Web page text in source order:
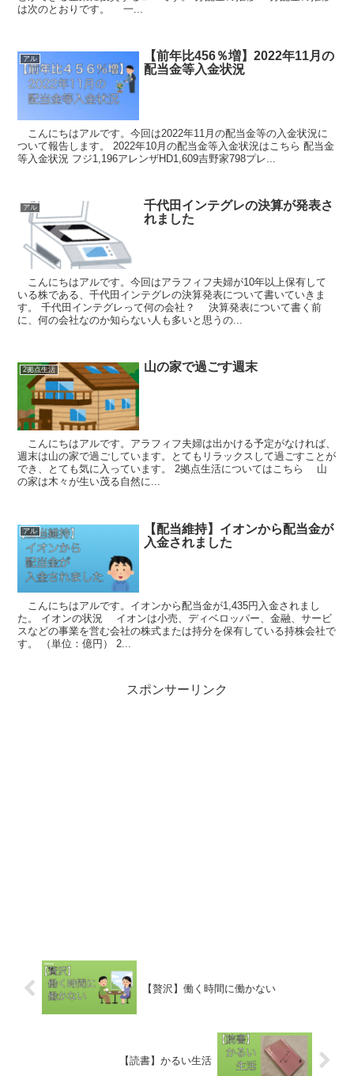
は次のとおりです。 一...
アル
【前年比456％増】2022年11月の
配当金等入金状況
こんにちはアルです。今回は2022年11月の配当金等の入金状況に
ついて報告します。 2022年10月の配当金等入金状況はこちら 配当金
等入金状況 フジ1,196アレンザHD1,609吉野家798プレ...
アル
千代田インテグレの決算が発表さ
れました
こんにちはアルです。今回はアラフィフ夫婦が10年以上保有して
いる株である、千代田インテグレの決算発表について書いていきま
す。 千代田インテグレって何の会社？ 決算発表について書く前
に、何の会社なのか知らない人も多いと思うの...
2拠点生活 山の家で過ごす週末
こんにちはアルです。アラフィフ夫婦は出かける予定がなければ、
週末は山の家で過ごしています。とてもリラックスして過ごすことが
でき、とても気に入っています。 2拠点生活についてはこちら 山
の家は木々が生い茂る自然に...
アル
【配当維持】イオンから配当金が
入金されました
こんにちはアルです。イオンから配当金が1,435円入金されまし
た。 イオンの状況 イオンは小売、ディベロッパー、金融、サービ
スなどの事業を営む会社の株式または持分を保有している持株会社で
す。 （単位：億円） 2...
スポンサーリンク
【贅沢】働く時間に働かない
【読書】かるい生活